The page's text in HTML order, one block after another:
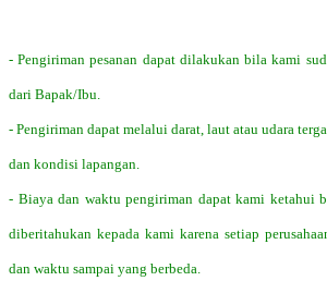
- Pengiriman pesanan dapat dilakukan bila kami
dari Bapak/Ibu.
- Pengiriman dapat melalui darat, laut atau udara
dan kondisi lapangan.
- Biaya dan waktu pengiriman dapat kami ketahui
diberitahukan kepada kami karena setiap
dan waktu sampai yang berbeda.